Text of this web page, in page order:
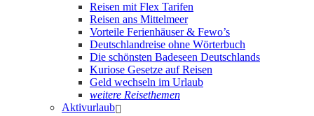
Reisen mit Flex Tarifen
Reisen ans Mittelmeer
Vorteile Ferienhäuser & Fewo’s
Deutschlandreise ohne Wörterbuch
Die schönsten Badeseen Deutschlands
Kuriose Gesetze auf Reisen
Geld wechseln im Urlaub
weitere Reisethemen
Aktivurlaub